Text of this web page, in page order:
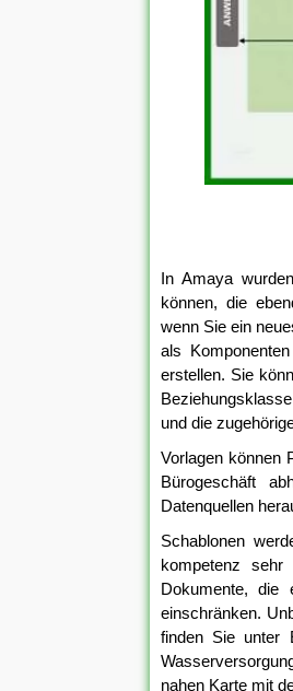
In Amaya
können, die
wenn Sie ein
als
erstellen. Sie
und die
Vorlagen können
Bürogeschäft
Datenquellen
Schablonen
kompetenz
Dokumente, die
einschränken.
finden Sie unter
nahen Karte mit